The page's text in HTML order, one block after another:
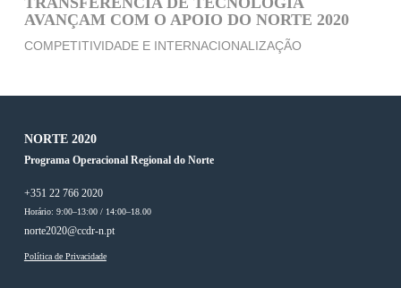
AVANÇAM COM O APOIO DO NORTE 2020
COMPETITIVIDADE E INTERNACIONALIZAÇÃO
NORTE 2020
Programa Operacional Regional do Norte
+351 22 766 2020
Horário: 9:00–13:00 / 14:00–18.00
norte2020@ccdr-n.pt
Política de Privacidade